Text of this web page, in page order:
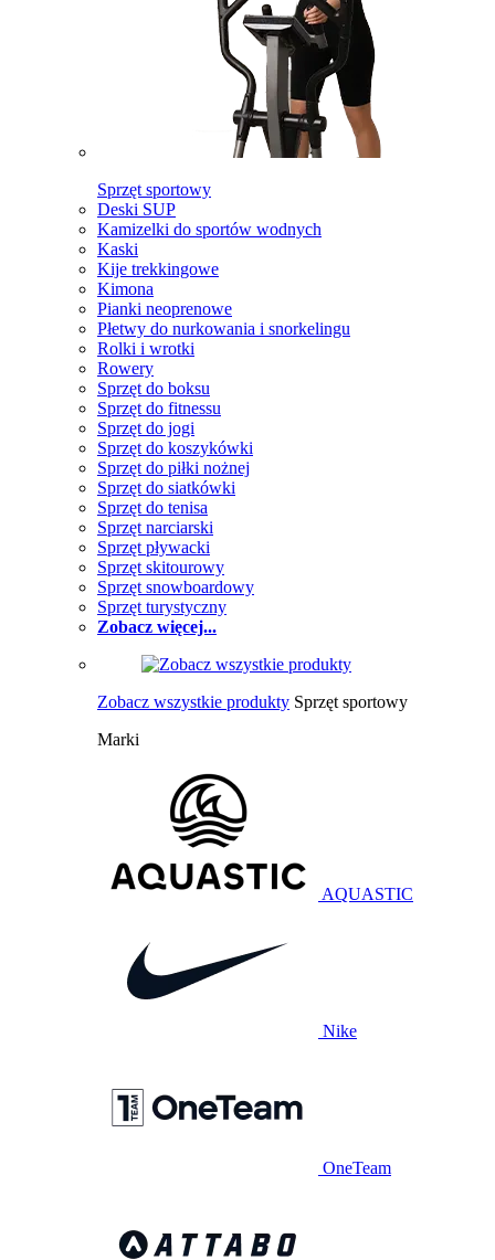
Sprzęt sportowy
Deski SUP
Kamizelki do sportów wodnych
Kaski
Kije trekkingowe
Kimona
Pianki neoprenowe
Płetwy do nurkowania i snorkelingu
Rolki i wrotki
Rowery
Sprzęt do boksu
Sprzęt do fitnessu
Sprzęt do jogi
Sprzęt do koszykówki
Sprzęt do piłki nożnej
Sprzęt do siatkówki
Sprzęt do tenisa
Sprzęt narciarski
Sprzęt pływacki
Sprzęt skitourowy
Sprzęt snowboardowy
Sprzęt turystyczny
Zobacz więcej...
Zobacz wszystkie produkty Sprzęt sportowy
Marki
AQUASTIC
Nike
OneTeam